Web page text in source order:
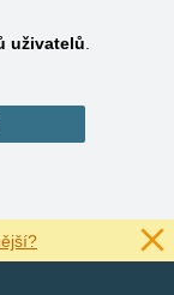
uživatelů